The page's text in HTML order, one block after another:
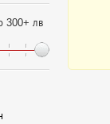
300+ лв